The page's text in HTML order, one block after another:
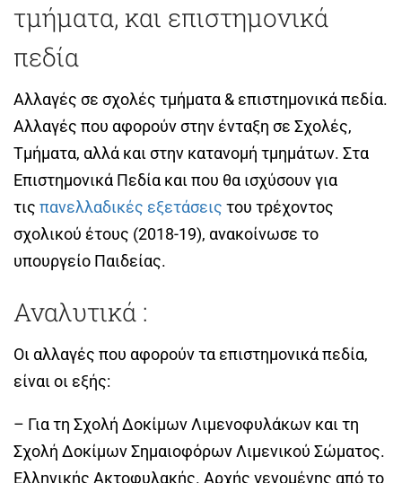
τμήματα, και επιστημονικά
πεδία
Αλλαγές σε σχολές τμήματα & επιστημονικά πεδία.
Αλλαγές που αφορούν στην ένταξη σε Σχολές,
Τμήματα, αλλά και στην κατανομή τμημάτων. Στα
Επιστημονικά Πεδία και που θα ισχύσουν για
τις πανελλαδικές εξετάσεις του τρέχοντος
σχολικού έτους (2018-19), ανακοίνωσε το
υπουργείο Παιδείας.
Αναλυτικά :
Οι αλλαγές που αφορούν τα επιστημονικά πεδία,
είναι οι εξής:
– Για τη Σχολή Δοκίμων Λιμενοφυλάκων και τη
Σχολή Δοκίμων Σημαιοφόρων Λιμενικού Σώματος.
Ελληνικής Ακτοφυλακής. Αρχής γενομένης από το